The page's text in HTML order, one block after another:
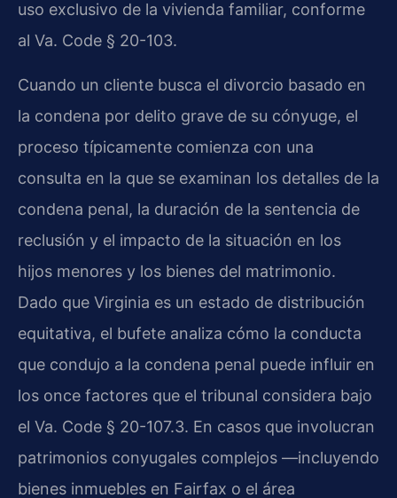
uso exclusivo de la vivienda familiar, conforme
al Va. Code § 20-103.
Cuando un cliente busca el divorcio basado en
la condena por delito grave de su cónyuge, el
proceso típicamente comienza con una
consulta en la que se examinan los detalles de la
condena penal, la duración de la sentencia de
reclusión y el impacto de la situación en los
hijos menores y los bienes del matrimonio.
Dado que Virginia es un estado de distribución
equitativa, el bufete analiza cómo la conducta
que condujo a la condena penal puede influir en
los once factores que el tribunal considera bajo
el Va. Code § 20-107.3. En casos que involucran
patrimonios conyugales complejos —incluyendo
bienes inmuebles en Fairfax o el área